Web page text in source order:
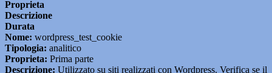
Proprieta
Descrizione
Durata
Nome: wordpress_test_cookie
Tipologia: analitico
Proprieta: Prima parte
Descrizione: Utilizzato su siti realizzati con Wordpress. Verifica se il